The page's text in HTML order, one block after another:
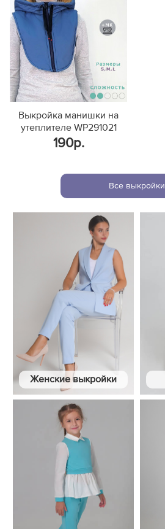
Выкройка манишки на
утеплителе WP291021
190р.
Все выкройки
Женские выкройки